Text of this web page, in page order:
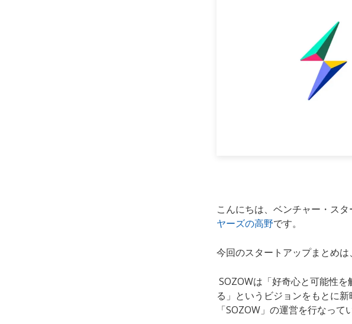
こんにちは、ベンチャー・ス
ヤーズの高野です。
今回のスタートアップまとめは
SOZOWは「好奇心と可能性
る」というビジョンをもとに
「SOZOW」の運営を行なって